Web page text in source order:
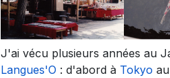
J'ai vécu plusieurs années au
Langues'O : d'abord à Tokyo